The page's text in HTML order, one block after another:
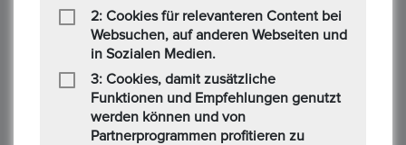
2: Cookies für relevanteren Content bei
Websuchen, auf anderen Webseiten und
in Sozialen Medien.
3: Cookies, damit zusätzliche
Funktionen und Empfehlungen genutzt
werden können und von
Partnerprogrammen profitieren zu